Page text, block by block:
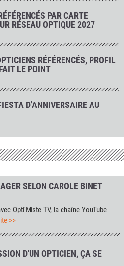
PAR CARTE
RÉSEAU OPTIQUE 2027
RÉFÉRENCÉS, PROFIL
LE POINT
D’ANNIVERSAIRE AU
SELON CAROLE BINET
Opti'Miste TV, la chaîne YouTube
>>
D'UN OPTICIEN, ÇA SE